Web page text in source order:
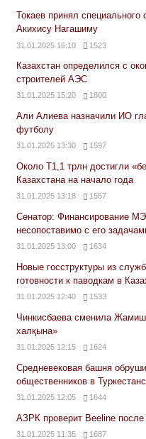
Токаев принял
Акихису Нагашиму
31.01.2025 16:10 1523
Казахстан определился с
строителей АЭС
31.01.2025 15:20 1800
Али Алиева назначили ИО
футболу
31.01.2025 13:30 1597
Около Т1,1 трлн достигли
Казахстана на начало года
31.01.2025 13:18 1557
Сенатор: Финансирование
несопоставимо с его
31.01.2025 13:00 1634
Новые госструктуры из
готовности к паводкам в
31.01.2025 12:40 1533
Чинкисбаева сменила
халқына»
31.01.2025 12:15 1624
Средневековая башня
общественников в
31.01.2025 12:05 1644
АЗРК проверит Beeline
31.01.2025 11:35 1687